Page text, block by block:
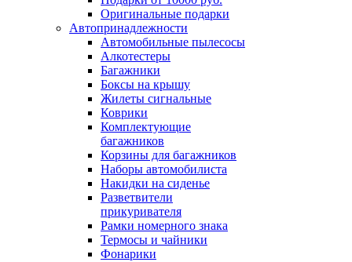
Оригинальные подарки
Автопринадлежности
Автомобильные пылесосы
Алкотестеры
Багажники
Боксы на крышу
Жилеты сигнальные
Коврики
Комплектующие
багажников
Корзины для багажников
Наборы автомобилиста
Накидки на сиденье
Разветвители
прикуривателя
Рамки номерного знака
Термосы и чайники
Фонарики